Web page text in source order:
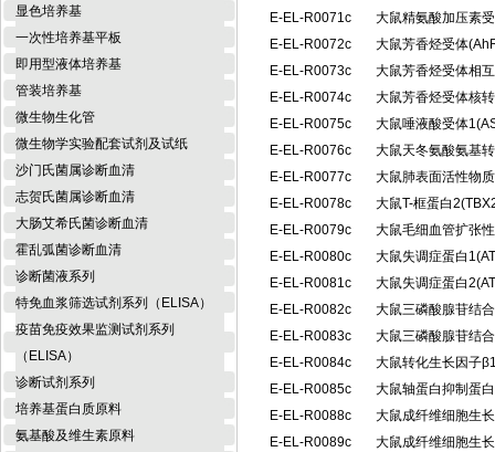
显色培养基
一次性培养基平板
即用型液体培养基
管装培养基
微生物生化管
微生物学实验配套试剂及试纸
沙门氏菌属诊断血清
志贺氏菌属诊断血清
大肠艾希氏菌诊断血清
霍乱弧菌诊断血清
诊断菌液系列
特免血浆筛选试剂系列（ELISA）
疫苗免疫效果监测试剂系列
（ELISA）
诊断试剂系列
培养基蛋白质原料
氨基酸及维生素原料
E-EL-R0071c
大鼠精氨酸加压素
E-EL-R0072c
大鼠芳香烃受体
E-EL-R0073c
大鼠芳香烃受体相
E-EL-R0074c
大鼠芳香烃受体核
E-EL-R0075c
大鼠唾液酸受体
E-EL-R0076c
大鼠天冬氨酸氨基
E-EL-R0077c
大鼠肺表面活性物
E-EL-R0078c
大鼠T-框蛋白
E-EL-R0079c
大鼠毛细血管扩张
E-EL-R0080c
大鼠失调症蛋白
E-EL-R0081c
大鼠失调症蛋白
E-EL-R0082c
大鼠三磷酸腺苷结
E-EL-R0083c
大鼠三磷酸腺苷结
E-EL-R0084c
大鼠转化生长因子
E-EL-R0085c
大鼠轴蛋白抑制蛋
E-EL-R0088c
大鼠成纤维细胞生
E-EL-R0089c
大鼠成纤维细胞生